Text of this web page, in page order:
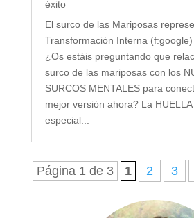
éxito
El surco de las Mariposas
Transformación Interna (f:google)
¿Os estáis preguntando que
surco de las mariposas con los
SURCOS MENTALES para
mejor versión ahora? La
especial...
Página 1 de 3 1 2 3